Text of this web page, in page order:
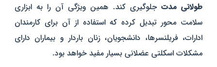
طولانی مدتجلوگیری کند. همین ویژگی آن را به ابزاری
سلامت‌ محور تبدیل کرده که استفاده از آن برای کارمندان
ادارات، فریلنسرها، دانشجویان، زنان باردار و بیماران دارای
مشکلات اسکلتی‌ عضلانی بسیار مفید خواهد بود.